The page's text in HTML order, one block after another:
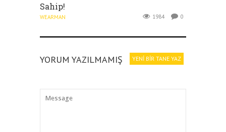
Sahip!
WEARMAN 1984 0
YORUM YAZILMAMIŞ YENI BIR TANE YAZ